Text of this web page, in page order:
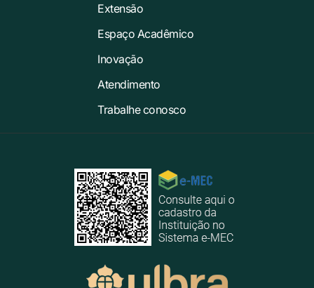
Extensão
Espaço Acadêmico
Inovação
Atendimento
Trabalhe conosco